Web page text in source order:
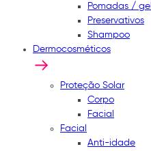
Pomadas / gel
Preservativos
Shampoo
Dermocosméticos
Proteção Solar
Corpo
Facial
Facial
Anti-idade